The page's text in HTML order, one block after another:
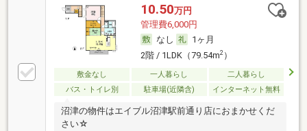
10.50万円
管理費6,000円
なし
1ヶ月
2階 / 1LDK（79.54m2）
敷金なし 一人暮らし
二人暮らし
バス・トイレ別
駐車場(近隣含) インターネット無料
沼津の物件はエイブル沼津駅前通り店におまかせくだ
さい☆